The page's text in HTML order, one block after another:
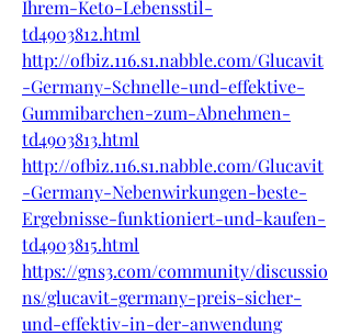
Ihrem-Keto-Lebensstil-
td4903812.html
http://ofbiz.116.s1.nabble.com/Glucavit
-Germany-Schnelle-und-effektive-
Gummibarchen-zum-Abnehmen-
td4903813.html
http://ofbiz.116.s1.nabble.com/Glucavit
-Germany-Nebenwirkungen-beste-
Ergebnisse-funktioniert-und-kaufen-
td4903815.html
https://gns3.com/community/discussio
ns/glucavit-germany-preis-sicher-
und-effektiv-in-der-anwendung